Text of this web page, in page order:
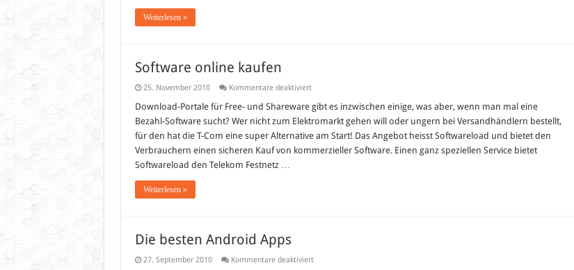
Weiterlesen »
Software online kaufen
25. November 2010 Kommentare deaktiviertfür
online
kaufen
Download-Portale für Free- und Shareware gibt es inzwischen einige, was aber, wenn man mal eine
Bezahl-Software sucht? Wer nicht zum Elektromarkt gehen will oder ungern bei Versandhändlern bestellt,
für den hat die T-Com eine super Alternative am Start! Das Angebot heisst Softwareload und bietet den
Verbrauchern einen sicheren Kauf von kommerzieller Software. Einen ganz speziellen Service bietet
Softwareload den Telekom Festnetz …
Weiterlesen »
Die besten Android Apps
27. September 2010 Kommentare deaktiviertfür